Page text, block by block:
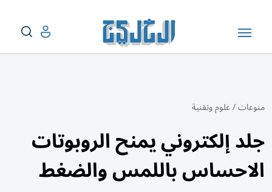
منوعات/علوم وتقنية
جلد إلكتروني يمنح الروبوتات
الاحساس باللمس والضغط